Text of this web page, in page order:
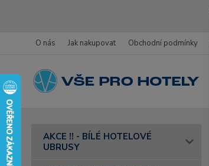
O nás Jak nakupovat Obchodní podmínky
AKCE !! - BÍLÉ HOTELOVÉ
UBRUSY